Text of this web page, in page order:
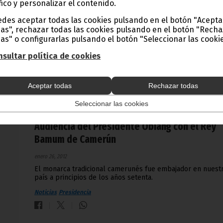
y personalizar el contenido.
aceptar todas las cookies pulsando en el botón
rechazar todas las cookies pulsando en el botón
o configurarlas pulsando el botón "Seleccionar las
política de cookies
Aceptar todas Rechazar todas
Seleccionar las cookies
de la Unión Africana
enero 27, 2012
En su discurso, el Presidente de la Comisión, Jean Ping,
hacer un llamamiento por la unidad en la institución.
Noticias
Audiencia del Presidente Obiang con el Rey
Bamum de Camerún
enero 26, 2012
El monarca tradicional camerunés fue embajador en
país a principios de los años setenta.
Noticias Presidencia